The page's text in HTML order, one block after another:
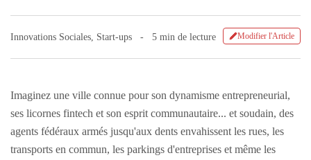
Innovations Sociales Start-ups 5 min de lecture Modifier l'Article
Imaginez une ville connue pour son dynamisme entrepreneurial,
ses licornes fintech et son esprit communautaire... et soudain, des
agents fédéraux armés jusqu'aux dents envahissent les rues, les
transports en commun, les parkings d'entreprises et même les